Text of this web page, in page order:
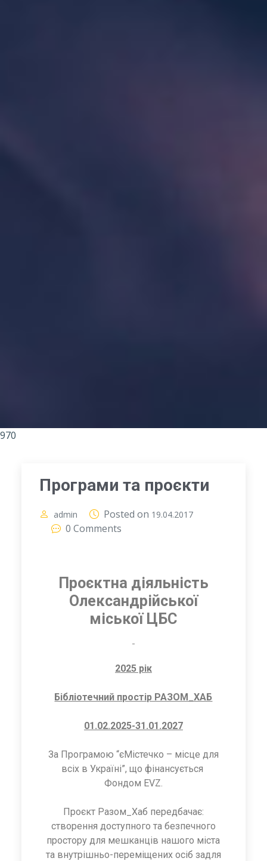
970
Програми та проєкти
admin Posted on 19.04.2017
0 Comments
Проєктна діяльність
Олександрійської
міської ЦБС
2025 рік
Бібліотечний простір РАЗОМ_ХАБ
01.02.2025-31.01.2027
За Програмою “єМістечко – місце для
всіх в Україні”, що фінансується
Фондом EVZ.
Проєкт Разом_Хаб передбачає:
створення доступного та безпечного
простору для мешканців нашого міста
та внутрішньо-переміщених осіб задля